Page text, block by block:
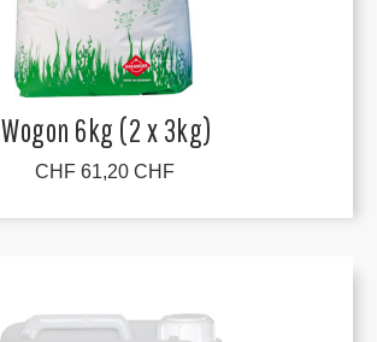
Wogon 6kg (2 x 3kg)
CHF 61,20 CHF